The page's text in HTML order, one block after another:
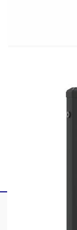
Размери
С табла